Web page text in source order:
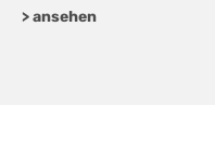
> ansehen